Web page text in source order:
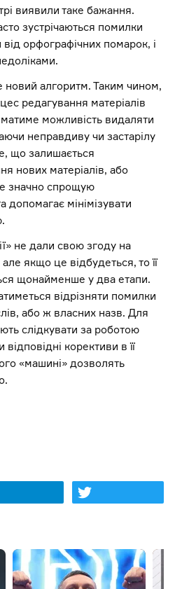
виявили таке бажання.
зустрічаються помилки
орфографічних помарок, і
алгоритм. Таким чином,
редагування матеріалів
матиме можливість видаляти
неправдиву чи застарілу
що залишається
нових матеріалів, або
значно спрощую
допомагає мінімізувати
не дали свою згоду на
якщо це відбудеться, то її
щонайменше у два етапи.
відрізняти помилки
або ж власних назв. Для
слідкувати за роботою
відповідні корективи в її
«машині» дозволять